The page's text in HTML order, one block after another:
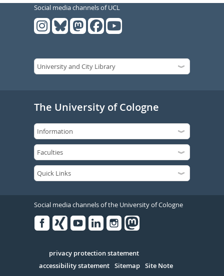
Social media channels of UCL
The University of Cologne
Social media channels of the University of Cologne
Serivce
privacy protection statement
accessibility statement Sitemap Site Note